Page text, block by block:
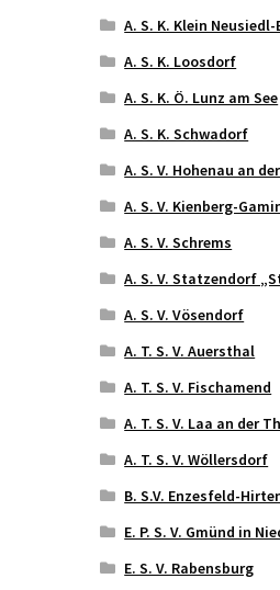
A. S. K. Klein
A. S. K. Loosdorf
A. S. K. Ö. Lunz am See
A. S. K. Schwadorf
A. S. V. Hohenau an
A. S. V. Kienberg-
A. S. V. Schrems
A. S. V. Statzendorf
A. S. V. Vösendorf
A. T. S. V. Auersthal
A. T. S. V. Fischamend
A. T. S. V. Laa an der
A. T. S. V. Wöllersdorf
B. S.V. Enzesfeld-
E. P. S. V. Gmünd in
E. S. V. Rabensburg